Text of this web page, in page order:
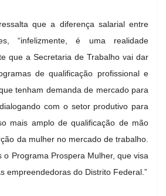
que a diferença salarial entre
“infelizmente, é uma realidade
que a Secretaria de Trabalho vai dar
de qualificação profissional e
tenham demanda de mercado para
com o setor produtivo para
mais amplo de qualificação de mão
da mulher no mercado de trabalho.
o Programa Prospera Mulher, que visa
empreendedoras do Distrito Federal.”